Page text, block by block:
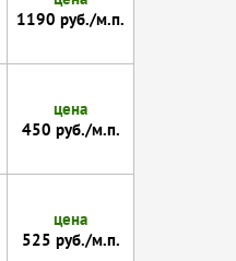
1190 руб./м.п.
цена
450 руб./м.п.
цена
525 руб./м.п.